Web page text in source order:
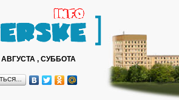
, СУББОТА